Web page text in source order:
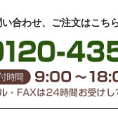
合わせ、ご注文はこち